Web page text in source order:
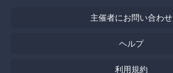
主催者にお問い合わせ
ヘルプ
利用規約